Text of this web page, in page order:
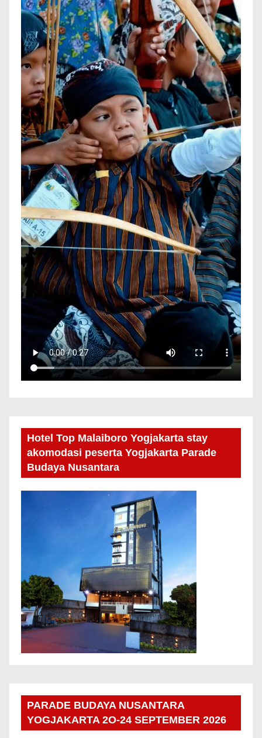
Hotel Top Malaiboro Yogjakarta stay
akomodasi peserta Yogjakarta Parade
Budaya Nusantara
PARADE BUDAYA NUSANTARA
YOGJAKARTA 2O-24 SEPTEMBER 2026